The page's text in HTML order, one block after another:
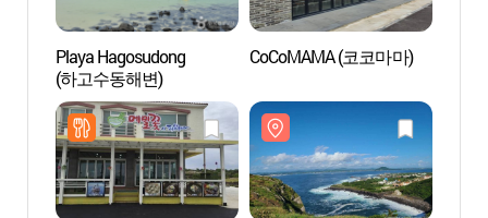
Playa Hagosudong
(하고수동해변)
CoCoMAMA (코코마마)